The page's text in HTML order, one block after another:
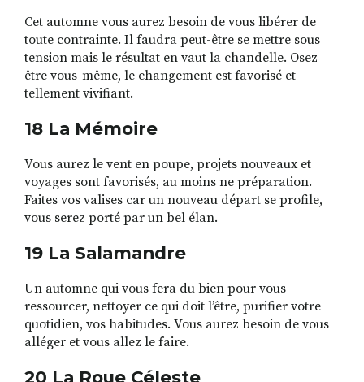
Cet automne vous aurez besoin de vous libérer de
toute contrainte. Il faudra peut-être se mettre sous
tension mais le résultat en vaut la chandelle. Osez
être vous-même, le changement est favorisé et
tellement vivifiant.
18 La Mémoire
Vous aurez le vent en poupe, projets nouveaux et
voyages sont favorisés, au moins ne préparation.
Faites vos valises car un nouveau départ se profile,
vous serez porté par un bel élan.
19 La Salamandre
Un automne qui vous fera du bien pour vous
ressourcer, nettoyer ce qui doit l’être, purifier votre
quotidien, vos habitudes. Vous aurez besoin de vous
alléger et vous allez le faire.
20 La Roue Céleste